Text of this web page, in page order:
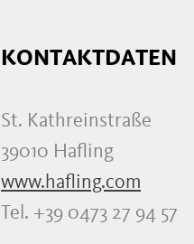
KONTAKTDATEN
St. Kathreinstraße
39010 Hafling
www.hafling.com
Tel. +39 0473 27 94 57